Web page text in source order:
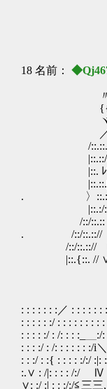
18 名前：
〃⌒
ヾ､＿
／
/::.::./
|::.::/::.::.r::
|::. ﾚ
. 〉
|::.:/
/::/
. /
/::/
: : : : : : :／ : : : : :
: : : : : :/ : : : : : : : :
: : : : :/ : /: : : :_＿:/
: : : :/ : /: : : : :
: : :/ : :{ : : : : :/:/
:.∨ : /|: : : : /:/
∨: :/ :| : : :/:/≦三